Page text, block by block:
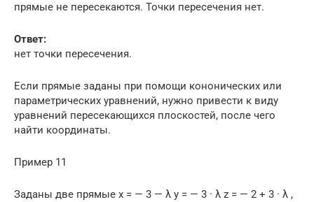
прямые не пересекаются. Точки пересечения нет.
Ответ:
нет точки пересечения.
Если прямые заданы при помощи кононических или
параметрических уравнений, нужно привести к виду
уравнений пересекающихся плоскостей, после чего
найти координаты.
Пример 11
Заданы две прямые x = — 3 — λ y = — 3 · λ z = — 2 + 3 · λ ,